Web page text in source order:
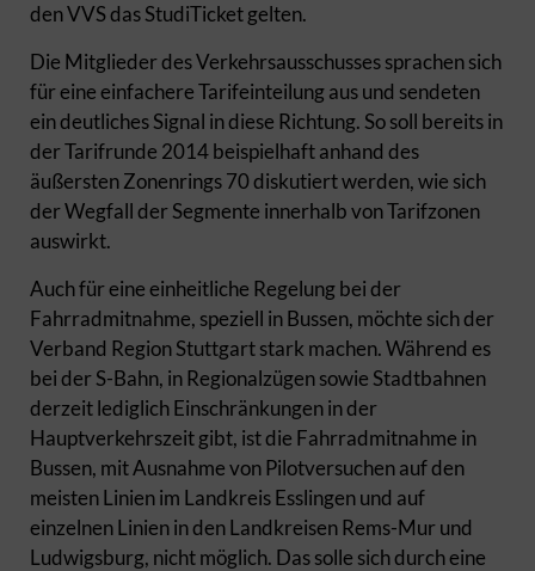
den VVS das StudiTicket gelten.
Die Mitglieder des Verkehrsausschusses sprachen sich
für eine einfachere Tarifeinteilung aus und sendeten
ein deutliches Signal in diese Richtung. So soll bereits in
der Tarifrunde 2014 beispielhaft anhand des
äußersten Zonenrings 70 diskutiert werden, wie sich
der Wegfall der Segmente innerhalb von Tarifzonen
auswirkt.
Auch für eine einheitliche Regelung bei der
Fahrradmitnahme, speziell in Bussen, möchte sich der
Verband Region Stuttgart stark machen. Während es
bei der S-Bahn, in Regionalzügen sowie Stadtbahnen
derzeit lediglich Einschränkungen in der
Hauptverkehrszeit gibt, ist die Fahrradmitnahme in
Bussen, mit Ausnahme von Pilotversuchen auf den
meisten Linien im Landkreis Esslingen und auf
einzelnen Linien in den Landkreisen Rems-Mur und
Ludwigsburg, nicht möglich. Das solle sich durch eine